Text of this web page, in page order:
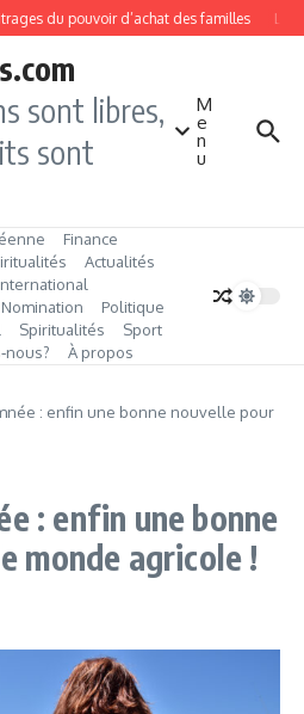
du pouvoir d’achat des familles
sont libres,
sont
M
e
n
u
Finance
Actualités
Nomination
Politique
Spiritualités
Sport
À propos
: enfin une bonne nouvelle pour
: enfin une bonne
monde agricole !